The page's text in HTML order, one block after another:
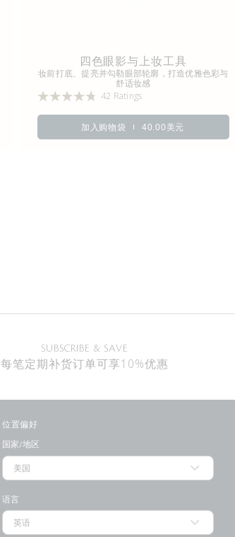
四色眼影与上妆工具
妆前打底、提亮并勾勒眼部轮廓，打造优雅色彩与
舒适妆感
42 Ratings
加入购物袋 40.00美元
SUBSCRIBE & SAVE
每笔定期补货订单可享10%优惠
位置偏好
国家/地区
语言